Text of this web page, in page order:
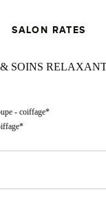
SALON RATES
SOINS
- coiffage*